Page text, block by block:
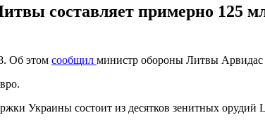
составляет примерно 125
Об этом сообщил министр обороны Литвы Арвидас
Украины состоит из десятков зенитных орудий